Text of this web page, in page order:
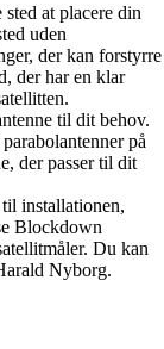
at placere din
uden
der kan forstyrre
der har en klar
til dit behov.
på
der passer til dit
installationen,
Blockdown
Du kan
Nyborg.